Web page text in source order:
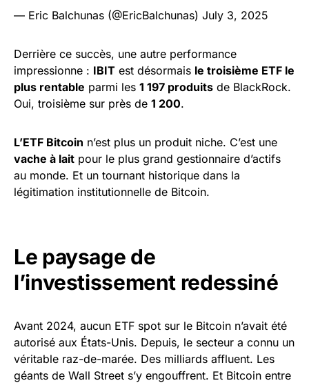
— Eric Balchunas (@EricBalchunas) July 3, 2025
Derrière ce succès, une autre performance
impressionne : IBIT est désormais le troisième ETF le
plus rentable parmi les 1 197 produits de BlackRock.
Oui, troisième sur près de 1 200.
L’ETF Bitcoin n’est plus un produit niche. C’est une
vache à lait pour le plus grand gestionnaire d’actifs
au monde. Et un tournant historique dans la
légitimation institutionnelle de Bitcoin.
Le paysage de
l’investissement redessiné
Avant 2024, aucun ETF spot sur le Bitcoin n’avait été
autorisé aux États-Unis. Depuis, le secteur a connu un
véritable raz-de-marée. Des milliards affluent. Les
géants de Wall Street s’y engouffrent. Et Bitcoin entre